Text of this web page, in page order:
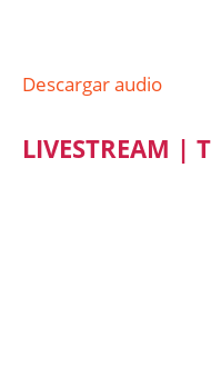
Descargar audio
LIVESTREAM |